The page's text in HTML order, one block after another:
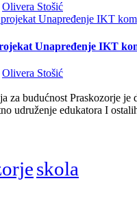
Olivera Stošić
Unapređenje IKT
Olivera Stošić
za budućnost Praskozorje je
udruženje edukatora I
skola